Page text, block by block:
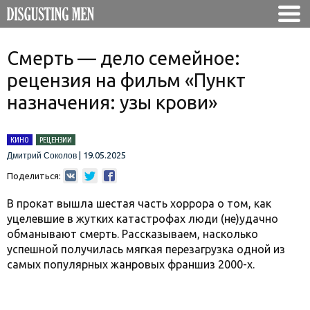
Cмерть — дело семейное:
рецензия на фильм «Пункт
назначения: узы крови»
КИНО
РЕЦЕНЗИИ
Дмитрий Соколов
19.05.2025
Поделиться:
В прокат вышла шестая часть хоррора о том, как
уцелевшие в жутких катастрофах люди (не)удачно
обманывают смерть. Рассказываем, насколько
успешной получилась мягкая перезагрузка одной из
самых популярных жанровых франшиз 2000-х.